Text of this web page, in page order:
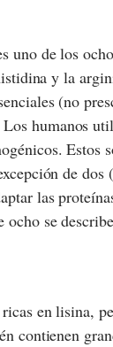
uno de los
y la
(no
humanos
Estos
de
las
ocho se
en lisina,
contienen